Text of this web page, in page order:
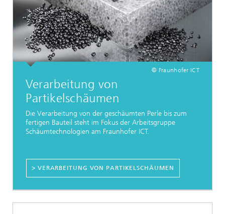
© Fraunhofer ICT
Verarbeitung von
Partikelschäumen
Die Verarbeitung von der geschäumten Perle bis zum
fertigen Bauteil steht im Fokus der Arbeitsgruppe
Schäumtechnologien am Fraunhofer ICT.
> VERARBEITUNG VON PARTIKELSCHÄUMEN